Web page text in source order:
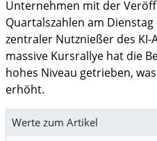
Unternehmen mit der
Quartalszahlen am Dienstag
zentraler Nutznießer des KI-
massive Kursrallye hat die
hohes Niveau getrieben,
erhöht.
Werte zum Artikel